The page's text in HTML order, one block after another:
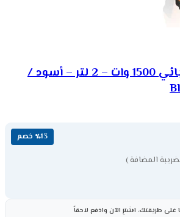
خلاط دوتس كهربائي 1500 وات – 2 لتر – أسود /
٪13 خصم
المضافة )
طريقتك، اشترِ الآن وادفع لاحقاً